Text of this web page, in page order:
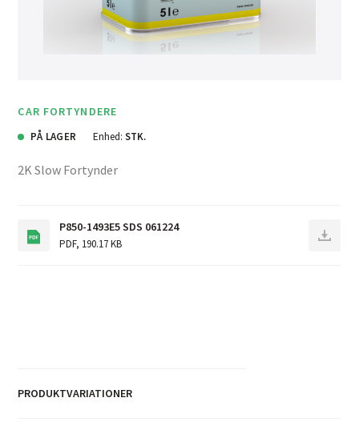
CAR FORTYNDERE
PÅ LAGER Enhed: STK.
2K Slow Fortynder
P850-1493E5 SDS 061224
PDF, 190.17 KB
PRODUKTVARIATIONER